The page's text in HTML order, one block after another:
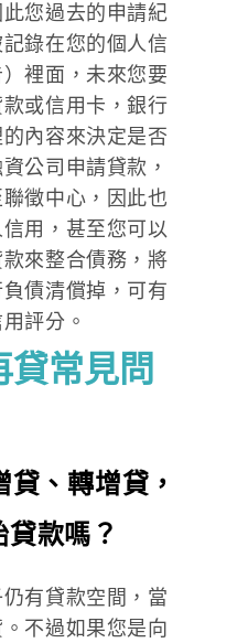
您過去的申請紀
錄在您的個人信
裡面，未來您要
或信用卡，銀行
內容來決定是否
公司申請貸款，
徵中心，因此也
用，甚至您可以
來整合債務，將
債清償掉，可有
評分。
常見問
、轉增貸，
款嗎？
有貸款空間，當
不過如果您是向